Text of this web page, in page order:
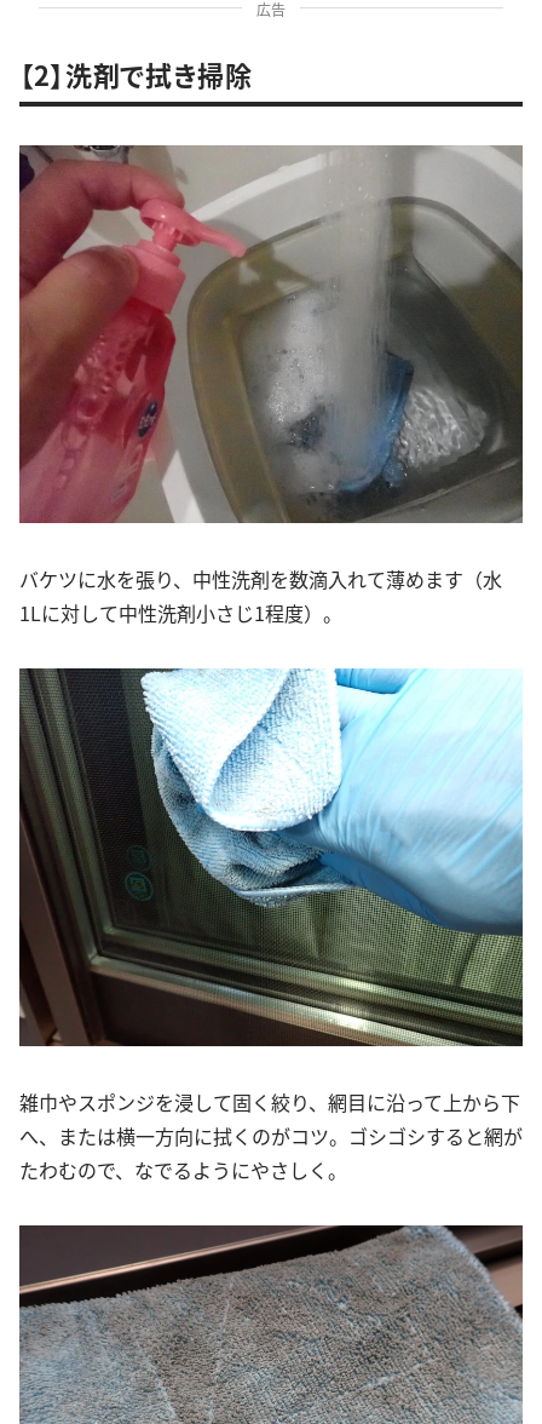
広告
【2】洗剤で拭き掃除
バケツに水を張り、中性洗剤を数滴入れて薄めます（水
1Lに対して中性洗剤小さじ1程度）。
雑巾やスポンジを浸して固く絞り、網目に沿って上から下
へ、または横一方向に拭くのがコツ。ゴシゴシすると網が
たわむので、なでるようにやさしく。